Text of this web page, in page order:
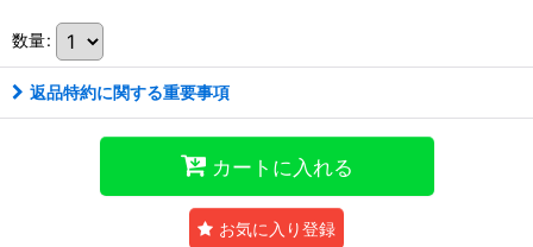
数量:
返品特約に関する重要事項
カートに入れる
お気に入り登録